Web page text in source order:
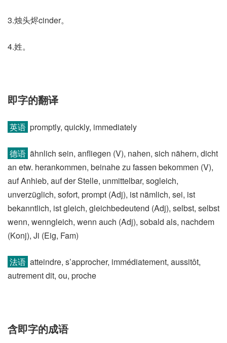
3.烛头烬cinder。
4.姓。
即字的翻译
英语 promptly, quickly, immediately
德语 ähnlich sein, anfliegen (V)​, nahen, sich nähern, dicht
an etw. herankommen, beinahe zu fassen bekommen (V)​,
auf Anhieb, auf der Stelle, unmittelbar, sogleich,
unverzüglich, sofort, prompt (Adj)​, ist nämlich, sei, ist
bekanntlich, ist gleich, gleichbedeutend (Adj)​, selbst, selbst
wenn, wenngleich, wenn auch (Adj)​, sobald als, nachdem
(Konj)​, Ji (Eig, Fam)
法语 atteindre, s’approcher, immédiatement, aussitôt,
autrement dit, ou, proche
含即字的成语